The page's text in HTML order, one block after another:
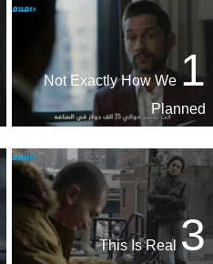
1
Not Exactly How We
Planned
3